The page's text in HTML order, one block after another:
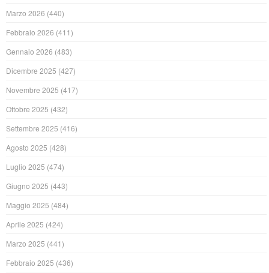
Marzo 2026 (440)
Febbraio 2026 (411)
Gennaio 2026 (483)
Dicembre 2025 (427)
Novembre 2025 (417)
Ottobre 2025 (432)
Settembre 2025 (416)
Agosto 2025 (428)
Luglio 2025 (474)
Giugno 2025 (443)
Maggio 2025 (484)
Aprile 2025 (424)
Marzo 2025 (441)
Febbraio 2025 (436)